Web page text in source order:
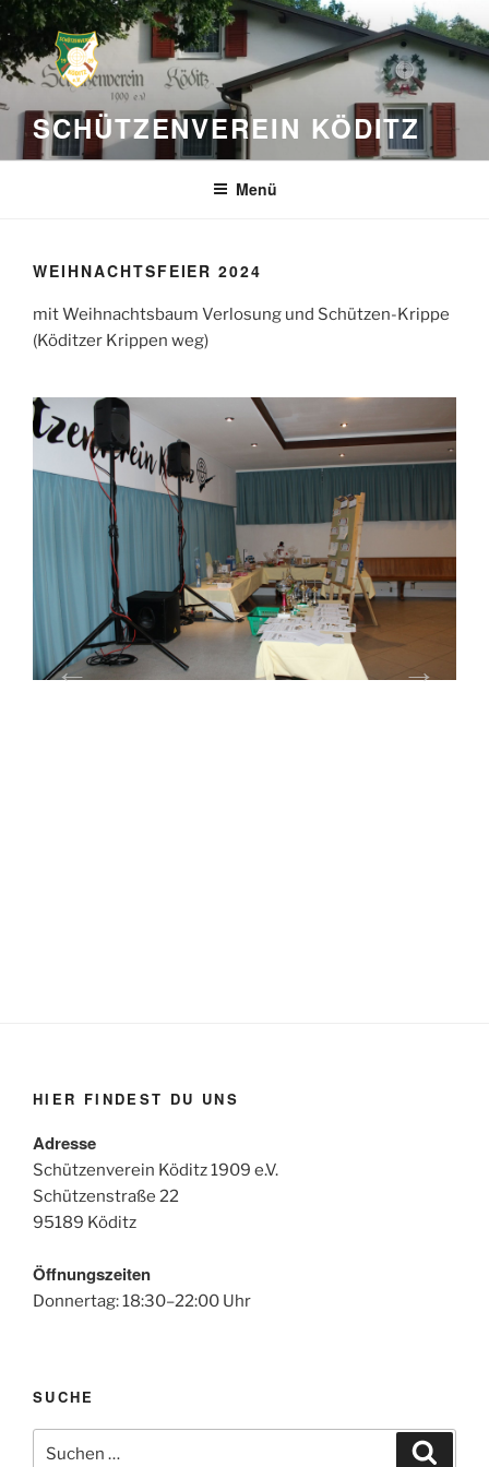
Zum
Inhalt
springen
SCHÜTZENVEREIN KÖDITZ
Menü
WEIHNACHTSFEIER 2024
mit Weihnachtsbaum Verlosung und Schützen-Krippe
(Köditzer Krippen weg)
HIER FINDEST DU UNS
Adresse
Schützenverein Köditz 1909 e.V.
Schützenstraße 22
95189 Köditz
Öffnungszeiten
Donnertag: 18:30–22:00 Uhr
SUCHE
Suchen